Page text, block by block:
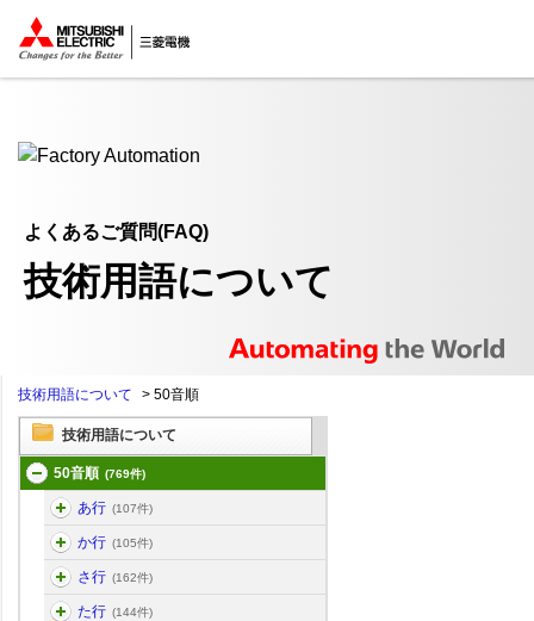
ここから本文
よくあるご質問(FAQ)
技術用語について
技術用語について > 50音順
技術用語について
50音順 (769件)
あ行 (107件)
か行 (105件)
さ行 (162件)
た行 (144件)